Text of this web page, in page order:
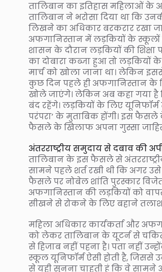
तालिबान का इतिहास महिलाओं के
तालिबान ने भरोसा दिया था कि
लिखने का अधिकार बरकरार रखा
अफगानिस्तान में लड़कियों के
शासन के दौरान लड़कियों की शिक्षा
का दोबारा कब्जा हुआ तो लड़कियों
मार्च को खोला जाना था। लेकिन
कुछ दिन पहले ही अफगानिस्तान के
खोले जाएंगे। लेकिन अब कहा गया
बंद रहेंगे। लड़कियों के लिए
परंपरा’ के मुताबिक होंगी। इस
फैसले के खिलाफ अपना गुस्सा
अंतरराष्ट्रीय समुदाय से दबाव की
तालिबान के इस फैसले से
सामने पहले शर्त रखी थी कि अगर उसे
फैसले पर नोबेल शांति पुरस्कार
अफगानिस्तान की लड़कियों को
सीखने से रोकने के लिए बहाने
महिला अधिकार कार्यकर्ता और
को लेकर तालिबान के यूटर्न से
से हिजाब नहीं पहना है। पता नहीं
स्कूल यूनिफॉर्म ऐसी होती है, जिससे
से यही सुनना चाहती हूं कि वे